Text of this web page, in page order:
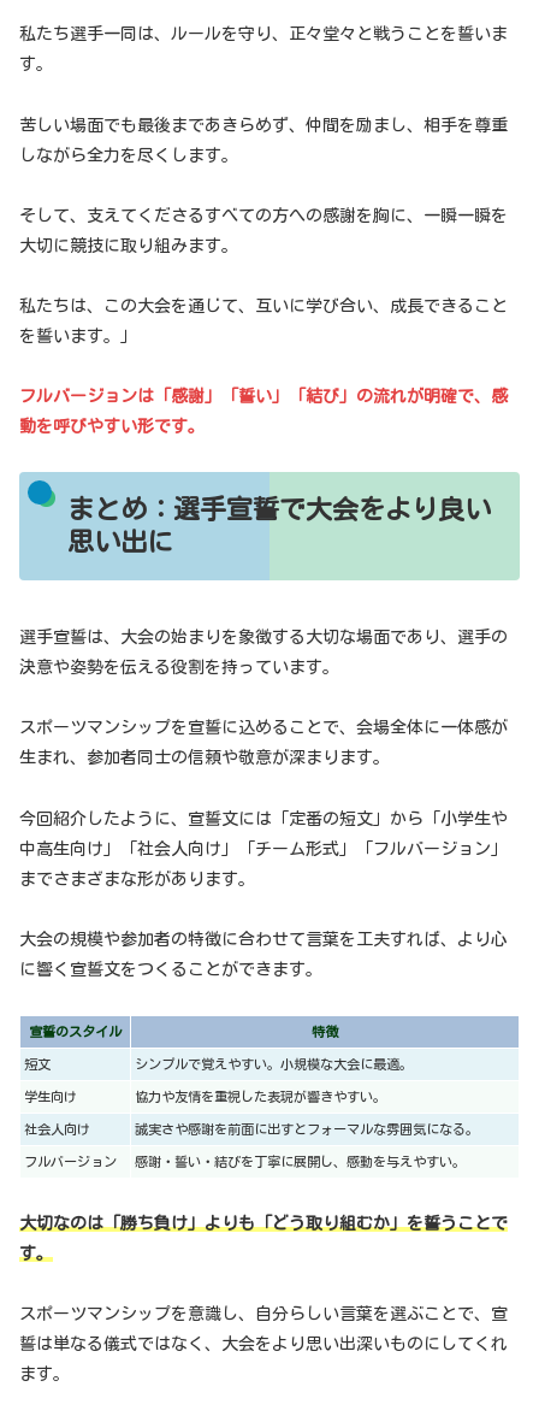
私たち選手一同は、ルールを守り、正々堂々と戦うことを誓いま
す。
苦しい場面でも最後まであきらめず、仲間を励まし、相手を尊重
しながら全力を尽くします。
そして、支えてくださるすべての方への感謝を胸に、一瞬一瞬を
大切に競技に取り組みます。
私たちは、この大会を通じて、互いに学び合い、成長できること
を誓います。」
フルバージョンは「感謝」「誓い」「結び」の流れが明確で、感
動を呼びやすい形です。
まとめ：選手宣誓で大会をより良い
思い出に
選手宣誓は、大会の始まりを象徴する大切な場面であり、選手の
決意や姿勢を伝える役割を持っています。
スポーツマンシップを宣誓に込めることで、会場全体に一体感が
生まれ、参加者同士の信頼や敬意が深まります。
今回紹介したように、宣誓文には「定番の短文」から「小学生や
中高生向け」「社会人向け」「チーム形式」「フルバージョン」
までさまざまな形があります。
大会の規模や参加者の特徴に合わせて言葉を工夫すれば、より心
に響く宣誓文をつくることができます。
宣誓のスタイル 特徴
短文 シンプルで覚えやすい。小規模な大会に最適。
学生向け 協力や友情を重視した表現が響きやすい。
社会人向け 誠実さや感謝を前面に出すとフォーマルな雰囲気になる。
フルバージョン 感謝・誓い・結びを丁寧に展開し、感動を与えやすい。
大切なのは「勝ち負け」よりも「どう取り組むか」を誓うことで
す。
スポーツマンシップを意識し、自分らしい言葉を選ぶことで、宣
誓は単なる儀式ではなく、大会をより思い出深いものにしてくれ
ます。